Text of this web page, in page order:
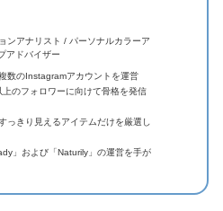
ンアナリスト / パーソナルカラーア
アドバイザー
数のInstagramアカウントを運営
上のフォロワーに向けて骨格を発信
っきり見えるアイテムだけを厳選し
」および「Naturily」の運営を手が